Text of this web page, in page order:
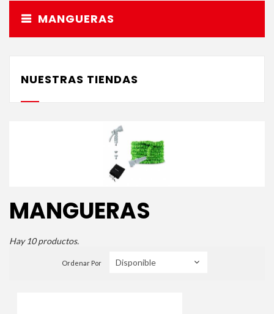
MANGUERAS
NUESTRAS TIENDAS
MANGUERAS
Hay 10 productos.
Ordenar Por